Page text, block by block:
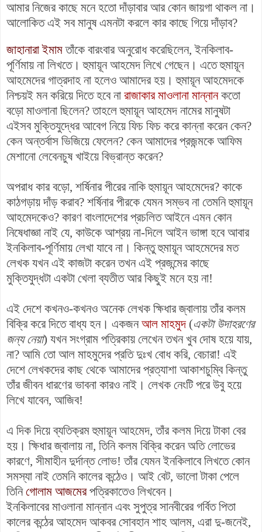
আমার নিজের কাছে মনে হতো দাঁড়াবার আর কোন জায়গা থাকল না।
আলোকিত এই সব মানুষ এমনটা করলে কার কাছে গিয়ে দাঁড়াব?
জাহানারা ইমামতাঁকে বারংবার অনুরোধ করেছিলেন, ইনকিলাব-
পূর্ণিমায় না লিখতে। হুমায়ূন আহমেদ লিখে গেছেন। এতে হুমায়ূন
আহমেদের গাত্রদাহ না হলেও আমাদের হয়। হুমায়ূন আহমেদকে
নিশ্চয়ই মন করিয়ে দিতে হবে না রাজাকার মাওলানা মান্নানকতো
বড়ো মাওলানা ছিলেন? তাহলে হুমায়ূন আহমেদ নামের মানুষটা
এইসব মুক্তিযুদ্ধের আবেগ নিয়ে ফিচ ফিচ করে কান্না করেন কেন?
কেন অন্তর্বাস ভিজিয়ে ফেলেন? কেন আমাদের প্রজন্মকে আফিম
মেশানো লেবেনচুষ খাইয়ে বিভ্রান্ত করেন?
অপরাধ কার বড়ো, শর্ষিনার পীরের নাকি হুমায়ূন আহমেদের? কাকে
কাঠগড়ায় দাঁড় করাব? শর্ষিনার পীরকে যেমন সম্ভব না তেমনি হুমায়ূন
আহমেদকেও? কারণ বাংলাদেশের প্রচলিত আইনে এমন কোন
নিষেধাজ্ঞা নাই যে, কাউকে আশ্রয় না-দিলে আইন ভাঙ্গা হবে আবার
ইনকিলাব-পূর্ণিমায় লেখা যাবে না। কিন্তু হুমায়ূন আহমেদের মত
লেখক যখন এই কাজটা করেন তখন এই প্রজন্মের কাছে
মুক্তিযুদ্ধটা একটা খেলা ব্যতীত আর কিছুই মনে হয় না!
এই দেশে কখনও-কখনও অনেক লেখক ক্ষিধার জ্বালায় তাঁর কলম
বিক্রি করে দিতে বাধ্য হন। একজনআল মাহমুদ(একটা উদাহরণের
জন্য নেয়া) যখন সংগ্রাম পত্রিকায় লেখেন তখন খুব দোষ হয়ে যায়,
না? আমি তো আল মাহমুদের প্রতি দুঃখ বোধ করি, বেচারা! এই
দেশে লেখকদের কাছ থেকে আমাদের প্রত্যাশা আকাশচুম্বি কিন্তু
তাঁর জীবন ধারণের ভাবনা কারও নাই। লেখক নেংটি পরে উবু হয়ে
লিখে যাবেন, আজিব!
এ দিক দিয়ে ব্যতিক্রম হুমায়ূন আহমেদ, তাঁর কলম দিয়ে টাকা বের
হয়। ক্ষিধার জ্বালায় না, তিনি কলম বিক্রি করেন অতি লোভের
কারণে, সীমাহীন দুর্দান্ত লোভ! তাঁর যেমন ইনকিলাবে লিখতে কোন
সমস্যা নাই তেমনি কালের কন্ঠেও। আই বেট, ভালো টাকা পেলে
তিনিগোলাম আজমেরপত্রিকাতেও লিখবেন।
ইনকিলাবের মাওলানা মান্নান এবং সুপুত্র সানবীরের গর্বিত পিতা
কালের কন্ঠের আহমেদ আকবর সোবহান শাহ আলম, এরা দু-জনেই,